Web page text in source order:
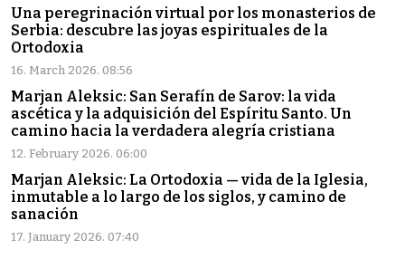
Una peregrinación virtual por los monasterios de
Serbia: descubre las joyas espirituales de la
Ortodoxia
16. March 2026. 08:56
Marjan Aleksic: San Serafín de Sarov: la vida
ascética y la adquisición del Espíritu Santo. Un
camino hacia la verdadera alegría cristiana
12. February 2026. 06:00
Marjan Aleksic: La Ortodoxia — vida de la Iglesia,
inmutable a lo largo de los siglos, y camino de
sanación
17. January 2026. 07:40